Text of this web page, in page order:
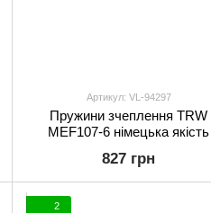
Артикул: VL-94297
Пружини зчеплення TRW
MEF107-6 німецька якість
827 грн
2